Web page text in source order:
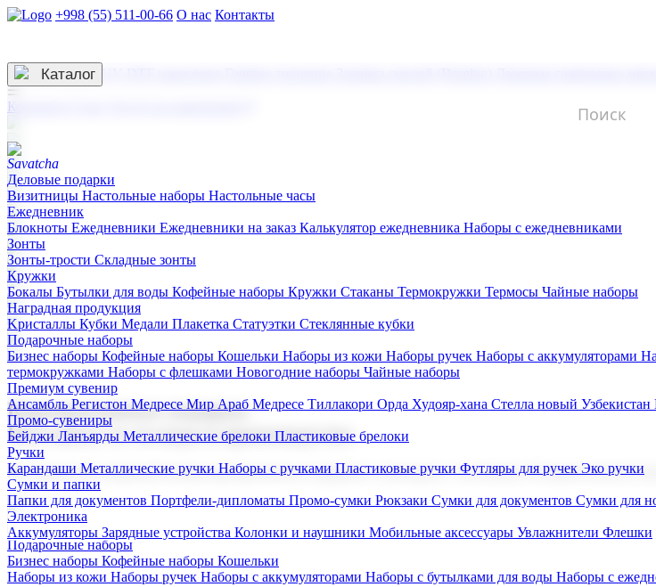
+998 (55) 511-00-66 О нас Контакты
3D гравировка
☰
Контакты
Каталог
Деловые подарки
Визитницы Настольные наборы Настольные часы
Ежедневник
Блокноты Ежедневники Ежедневники на заказ Калькулятор ежедневника Наборы с ежедневниками
Зонты
Зонты-трости Складные зонты
Кружки
Бокалы Бутылки для воды Кофейные наборы Кружки Стаканы Термокружки Термосы Чайные наборы
Наградная продукция
Kристаллы Кубки Медали Плакетка Статуэтки Стеклянные кубки
Подарочные наборы
Бизнес наборы Кофейные наборы Кошельки Наборы из кожи Наборы ручек Наборы с аккумуляторами
термокружками Наборы с флешками Новогодние наборы Чайные наборы
Премиум сувенир
Ансамбль Регистон Медресе Мир Араб Медресе Тиллакори Орда Худояр-хана Стелла новый Узбекистан
Промо-сувениры
Бейджи Ланъярды Металлические брелоки Пластиковые брелоки
Ручки
Карандаши Металлические ручки Наборы с ручками Пластиковые ручки Футляры для ручек Эко ручки
Сумки и папки
Папки для документов Портфели-дипломаты Промо-сумки Рюкзаки Сумки для документов Сумки для
Электроника
Аккумуляторы Зарядные устройства Колонки и наушники Мобильные аксессуары Увлажнители Флешки
Корпоративные подарки
Поставка со склада и производство
Мы предлагаем широкий выбор корпоративных подарков и сувениров с логотипом. В нашем каталоге
Подарочные наборы
Бизнес наборы Кофейные наборы Кошельки
Наборы из кожи Наборы ручек Наборы с аккумуляторами Наборы с бутылками для воды Наборы с